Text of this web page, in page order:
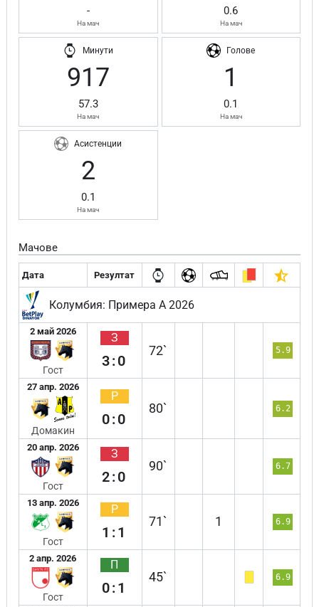
-
На мач
0.6
На мач
Минути
917
57.3
На мач
Голове
1
0.1
На мач
Асистенции
2
0.1
На мач
Мачове
Дата Резултат
Колумбия: Примера А 2026
2 май 2026
Гост
З
3:0
72` 5.9
27 апр. 2026
Домакин
Р
0:0
80` 6.2
20 апр. 2026
Гост
З
2:0
90` 6.7
13 апр. 2026
Гост
Р
1:1
71` 1 6.9
2 апр. 2026
Гост
П
0:1
45` 6.9